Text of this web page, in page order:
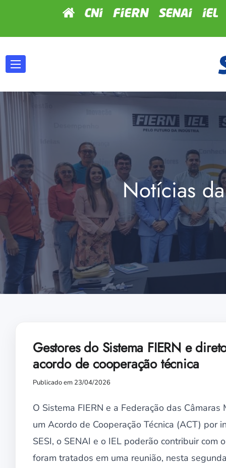
Notícias
Gestores do Sistema FIERN e
acordo de cooperação técnica
Publicado em 23/04/2026
O Sistema FIERN e a Federação das
um Acordo de Cooperação Técnica (ACT)
SESI, o SENAI e o IEL poderão contribuir
foram tratados em uma reunião, nesta